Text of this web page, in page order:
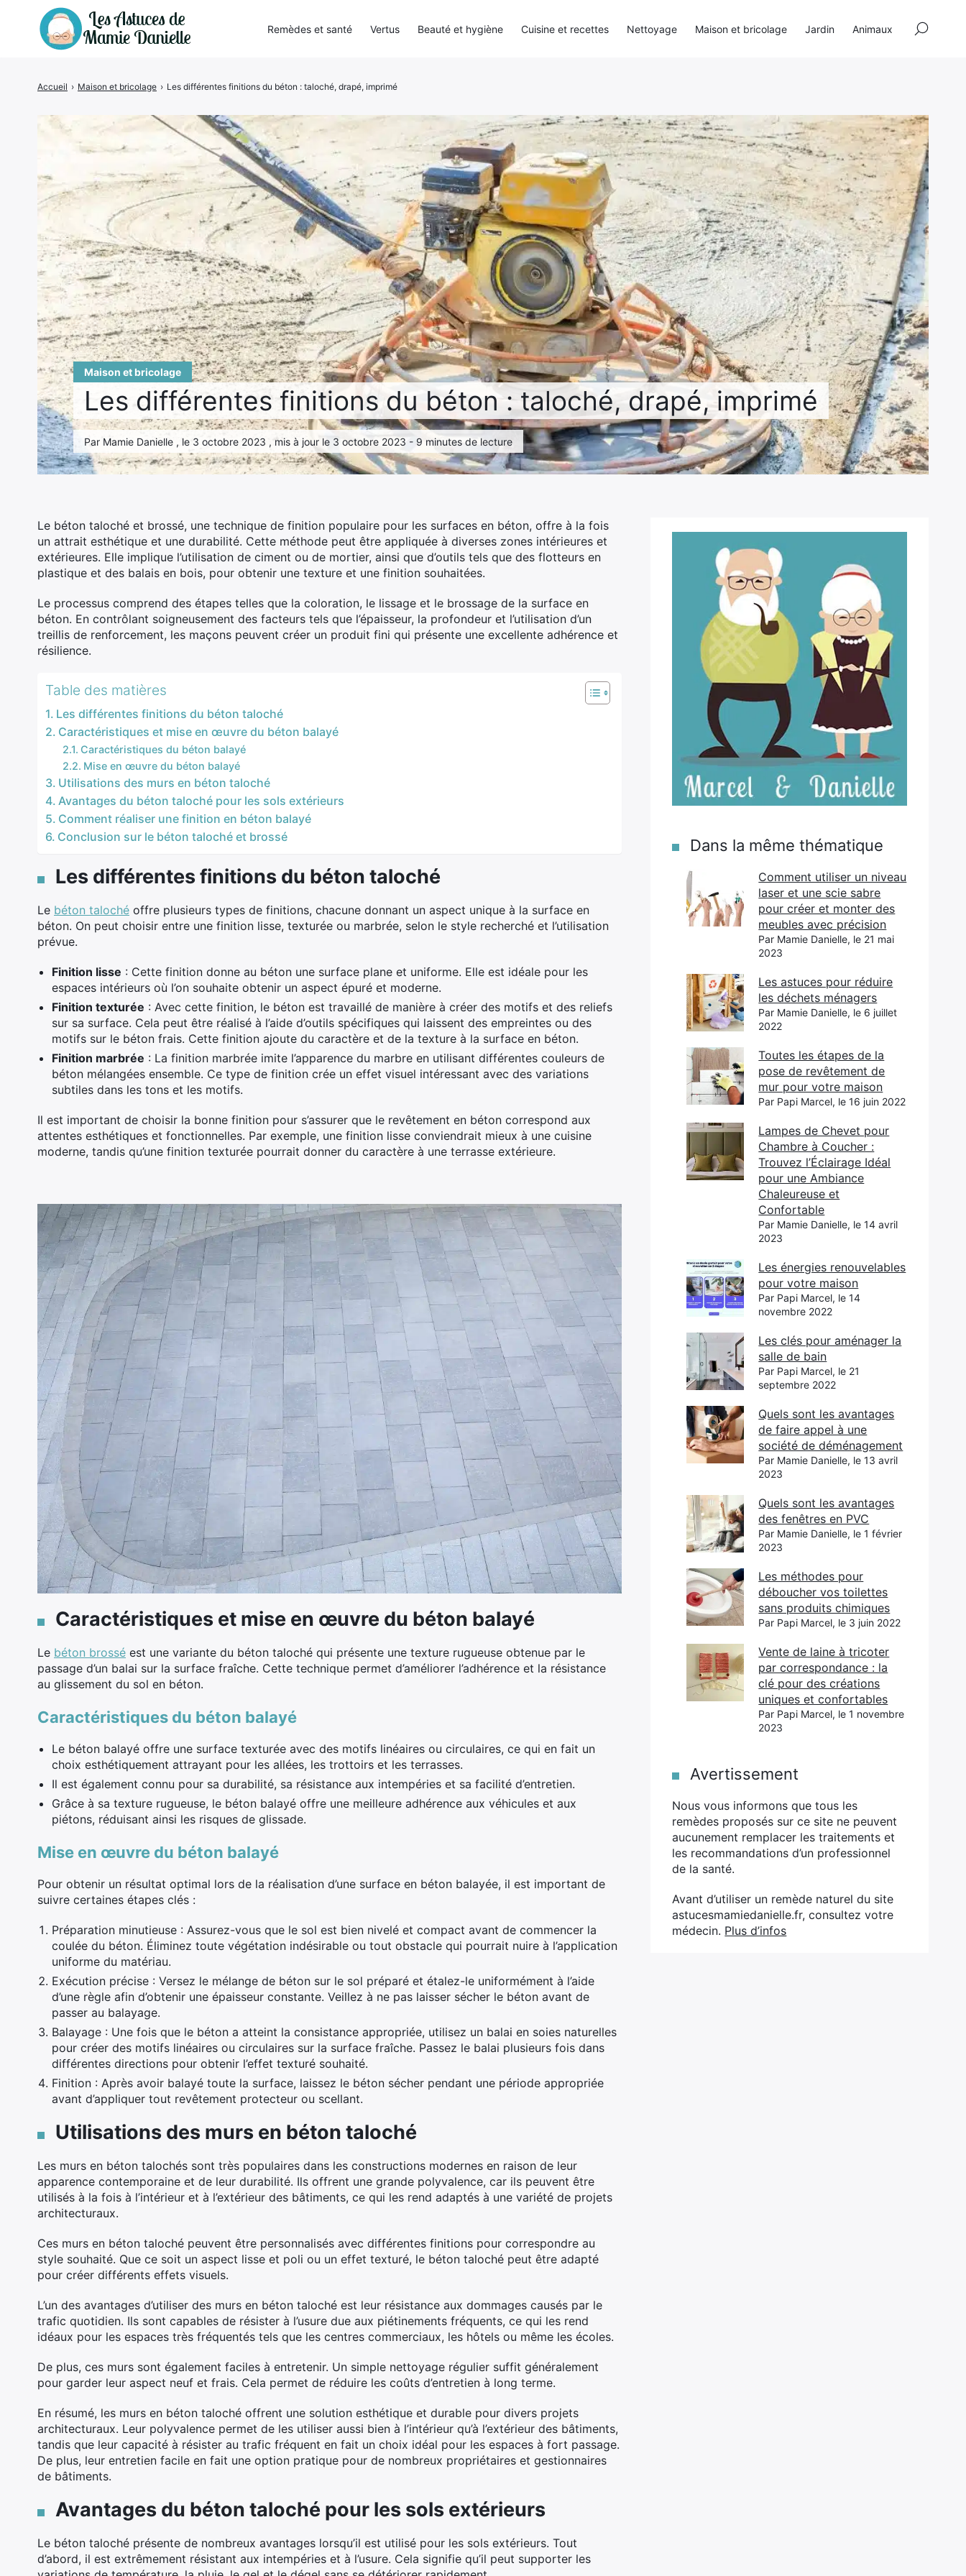
Maison et bricolage
Les différentes finitions du béton : taloché, drapé, imprimé
Par Mamie Danielle , le 3 octobre 2023 , mis à jour le 3 octobre 2023 - 9 minutes de lecture
Accueil › Maison et bricolage › Les différentes finitions du béton : taloché, drapé, imprimé
Le béton taloché et brossé, une technique de finition populaire pour les surfaces en béton, offre à la fois
un attrait esthétique et une durabilité. Cette méthode peut être appliquée à diverses zones intérieures et
extérieures. Elle implique l’utilisation de ciment ou de mortier, ainsi que d’outils tels que des flotteurs en
plastique et des balais en bois, pour obtenir une texture et une finition souhaitées.
Le processus comprend des étapes telles que la coloration, le lissage et le brossage de la surface en
béton. En contrôlant soigneusement des facteurs tels que l’épaisseur, la profondeur et l’utilisation d’un
treillis de renforcement, les maçons peuvent créer un produit fini qui présente une excellente adhérence et
résilience.
Table des matières
Les différentes finitions du béton taloché
Caractéristiques et mise en œuvre du béton balayé
Caractéristiques du béton balayé
Mise en œuvre du béton balayé
Utilisations des murs en béton taloché
Avantages du béton taloché pour les sols extérieurs
Comment réaliser une finition en béton balayé
Conclusion sur le béton taloché et brossé
Les différentes finitions du béton taloché
Le béton taloché offre plusieurs types de finitions, chacune donnant un aspect unique à la surface en
béton. On peut choisir entre une finition lisse, texturée ou marbrée, selon le style recherché et l’utilisation
prévue.
Finition lisse : Cette finition donne au béton une surface plane et uniforme. Elle est idéale pour les
espaces intérieurs où l’on souhaite obtenir un aspect épuré et moderne.
Finition texturée : Avec cette finition, le béton est travaillé de manière à créer des motifs et des reliefs
sur sa surface. Cela peut être réalisé à l’aide d’outils spécifiques qui laissent des empreintes ou des
motifs sur le béton frais. Cette finition ajoute du caractère et de la texture à la surface en béton.
Finition marbrée : La finition marbrée imite l’apparence du marbre en utilisant différentes couleurs de
béton mélangées ensemble. Ce type de finition crée un effet visuel intéressant avec des variations
subtiles dans les tons et les motifs.
Il est important de choisir la bonne finition pour s’assurer que le revêtement en béton correspond aux
attentes esthétiques et fonctionnelles. Par exemple, une finition lisse conviendrait mieux à une cuisine
moderne, tandis qu’une finition texturée pourrait donner du caractère à une terrasse extérieure.
Caractéristiques et mise en œuvre du béton balayé
Le béton brossé est une variante du béton taloché qui présente une texture rugueuse obtenue par le
passage d’un balai sur la surface fraîche. Cette technique permet d’améliorer l’adhérence et la résistance
au glissement du sol en béton.
Caractéristiques du béton balayé
Le béton balayé offre une surface texturée avec des motifs linéaires ou circulaires, ce qui en fait un
choix esthétiquement attrayant pour les allées, les trottoirs et les terrasses.
Il est également connu pour sa durabilité, sa résistance aux intempéries et sa facilité d’entretien.
Grâce à sa texture rugueuse, le béton balayé offre une meilleure adhérence aux véhicules et aux
piétons, réduisant ainsi les risques de glissade.
Mise en œuvre du béton balayé
Pour obtenir un résultat optimal lors de la réalisation d’une surface en béton balayée, il est important de
suivre certaines étapes clés :
Préparation minutieuse : Assurez-vous que le sol est bien nivelé et compact avant de commencer la
coulée du béton. Éliminez toute végétation indésirable ou tout obstacle qui pourrait nuire à l’application
uniforme du matériau.
Exécution précise : Versez le mélange de béton sur le sol préparé et étalez-le uniformément à l’aide
d’une règle afin d’obtenir une épaisseur constante. Veillez à ne pas laisser sécher le béton avant de
passer au balayage.
Balayage : Une fois que le béton a atteint la consistance appropriée, utilisez un balai en soies naturelles
pour créer des motifs linéaires ou circulaires sur la surface fraîche. Passez le balai plusieurs fois dans
différentes directions pour obtenir l’effet texturé souhaité.
Finition : Après avoir balayé toute la surface, laissez le béton sécher pendant une période appropriée
avant d’appliquer tout revêtement protecteur ou scellant.
Utilisations des murs en béton taloché
Les murs en béton talochés sont très populaires dans les constructions modernes en raison de leur
apparence contemporaine et de leur durabilité. Ils offrent une grande polyvalence, car ils peuvent être
utilisés à la fois à l’intérieur et à l’extérieur des bâtiments, ce qui les rend adaptés à une variété de projets
architecturaux.
Ces murs en béton taloché peuvent être personnalisés avec différentes finitions pour correspondre au
style souhaité. Que ce soit un aspect lisse et poli ou un effet texturé, le béton taloché peut être adapté
pour créer différents effets visuels.
L’un des avantages d’utiliser des murs en béton taloché est leur résistance aux dommages causés par le
trafic quotidien. Ils sont capables de résister à l’usure due aux piétinements fréquents, ce qui les rend
idéaux pour les espaces très fréquentés tels que les centres commerciaux, les hôtels ou même les écoles.
De plus, ces murs sont également faciles à entretenir. Un simple nettoyage régulier suffit généralement
pour garder leur aspect neuf et frais. Cela permet de réduire les coûts d’entretien à long terme.
En résumé, les murs en béton taloché offrent une solution esthétique et durable pour divers projets
architecturaux. Leur polyvalence permet de les utiliser aussi bien à l’intérieur qu’à l’extérieur des bâtiments,
tandis que leur capacité à résister au trafic fréquent en fait un choix idéal pour les espaces à fort passage.
De plus, leur entretien facile en fait une option pratique pour de nombreux propriétaires et gestionnaires
de bâtiments.
Avantages du béton taloché pour les sols extérieurs
Le béton taloché présente de nombreux avantages lorsqu’il est utilisé pour les sols extérieurs. Tout
d’abord, il est extrêmement résistant aux intempéries et à l’usure. Cela signifie qu’il peut supporter les
Dans la même thématique
Comment utiliser un niveau
laser et une scie sabre
pour créer et monter des
meubles avec précision
Par Mamie Danielle, le 21 mai
2023
Les astuces pour réduire
les déchets ménagers
Par Mamie Danielle, le 6 juillet
2022
Toutes les étapes de la
pose de revêtement de
mur pour votre maison
Par Papi Marcel, le 16 juin 2022
Lampes de Chevet pour
Chambre à Coucher :
Trouvez l’Éclairage Idéal
pour une Ambiance
Chaleureuse et
Confortable
Par Mamie Danielle, le 14 avril
2023
Les énergies renouvelables
pour votre maison
Par Papi Marcel, le 14
novembre 2022
Les clés pour aménager la
salle de bain
Par Papi Marcel, le 21
septembre 2022
Quels sont les avantages
de faire appel à une
société de déménagement
Par Mamie Danielle, le 13 avril
2023
Quels sont les avantages
des fenêtres en PVC
Par Mamie Danielle, le 1 février
2023
Les méthodes pour
déboucher vos toilettes
sans produits chimiques
Par Papi Marcel, le 3 juin 2022
Vente de laine à tricoter
par correspondance : la
clé pour des créations
uniques et confortables
Par Papi Marcel, le 1 novembre
2023
Avertissement
Nous vous informons que tous les
remèdes proposés sur ce site ne peuvent
aucunement remplacer les traitements et
les recommandations d’un professionnel
de la santé.
Avant d’utiliser un remède naturel du site
astucesmamiedanielle.fr, consultez votre
médecin. Plus d’infos
Remèdes et santé Vertus Beauté et hygiène Cuisine et recettes Nettoyage Maison et bricolage Jardin Animaux
Rechercher